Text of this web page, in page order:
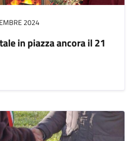
2024
in piazza ancora il 21